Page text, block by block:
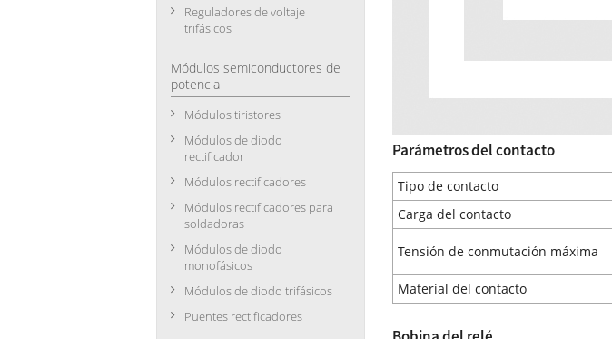
Parámetros del contacto
Tipo de contacto
Carga del contacto
Tensión de conmutación máxima
Material del contacto
Reguladores de voltaje
trifásicos
Módulos semiconductores de
potencia
Módulos tiristores
Módulos de diodo
rectificador
Módulos rectificadores
Módulos rectificadores para
soldadoras
Módulos de diodo
monofásicos
Módulos de diodo trifásicos
Puentes rectificadores